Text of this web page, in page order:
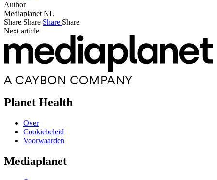
Author
Mediaplanet NL
Share Share Share Share
Next article
Planet Health
Over
Cookiebeleid
Voorwaarden
Mediaplanet